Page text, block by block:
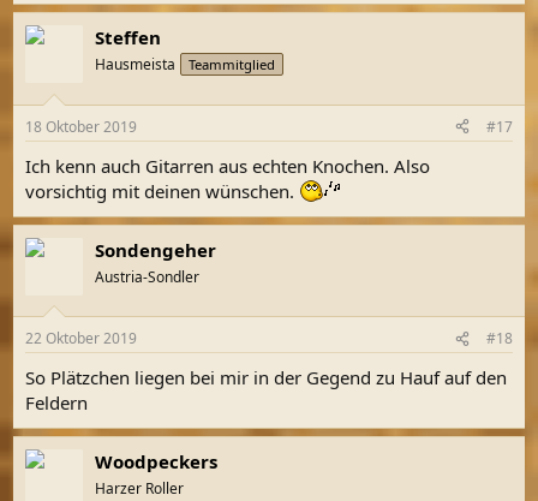
Steffen
Hausmeista Teammitglied
18 Oktober 2019 #17
Ich kenn auch Gitarren aus echten Knochen. Also
vorsichtig mit deinen wünschen.
Sondengeher
Austria-Sondler
22 Oktober 2019 #18
So Plätzchen liegen bei mir in der Gegend zu Hauf auf den
Feldern
Woodpeckers
Harzer Roller